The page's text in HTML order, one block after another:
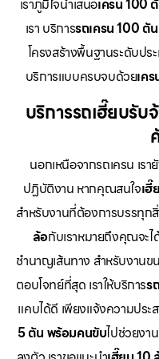
เราภูมิใจนำเสนอเครน 100
เรา บริการรถเครน 100 ตัน
โครงสร้างพื้นฐานระดับปร
บริการแบบครบจบด้วยเค
บริการรถเฮี๊ยบรั
นอกเหนือจากรถเครน เ
ปฏิบัติงาน หากคุณสนใจเ
สำหรับงานที่ต้องการบรรทุ
ล้อกับเราหมายถึงคุณจะไ
ชำนาญเส้นทาง สำหรับงาน
ตอบโจทย์ที่สุด เราให้บริการร
แคบได้ดี เพียงแจ้งความประ
5 ตัน พร้อมคนขับไปช่วยงา